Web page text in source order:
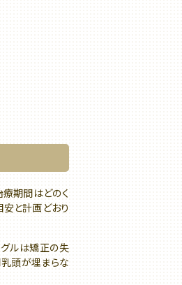
療期間はどのく
安と計画どおり
グルは矯正の失
頭が埋まらな